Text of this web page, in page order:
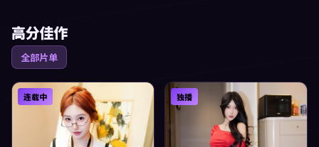
高分佳作
全部片单
连载中 独播